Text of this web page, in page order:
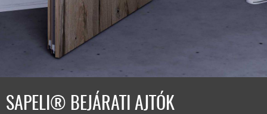
SAPELI® BEJÁRATI AJTÓK